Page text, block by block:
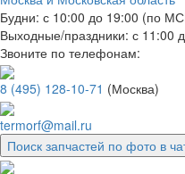
Будни: с 10:00 до 19:00 (по
Выходные/праздники: с 11:00
Звоните по телефонам:
8 (495) 128-10-71 (Москва)
termorf@mail.ru
Поиск запчастей по фото в